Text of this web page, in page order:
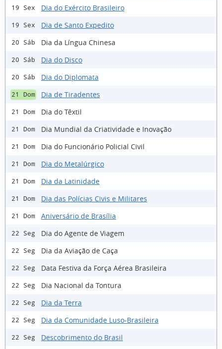
19 Sex Dia do Exército Brasileiro
19 Sex Dia de Santo Expedito
20 Sáb Dia da Língua Chinesa
20 Sáb Dia do Disco
20 Sáb Dia do Diplomata
21 Dom Dia de Tiradentes
21 Dom Dia do Têxtil
21 Dom Dia Mundial da Criatividade e Inovação
21 Dom Dia do Funcionário Policial Civil
21 Dom Dia do Metalúrgico
21 Dom Dia da Latinidade
21 Dom Dia das Polícias Civis e Militares
21 Dom Aniversário de Brasília
22 Seg Dia do Agente de Viagem
22 Seg Dia da Aviação de Caça
22 Seg Data Festiva da Força Aérea Brasileira
22 Seg Dia Nacional da Tontura
22 Seg Dia da Terra
22 Seg Dia da Comunidade Luso-Brasileira
22 Seg Descobrimento do Brasil